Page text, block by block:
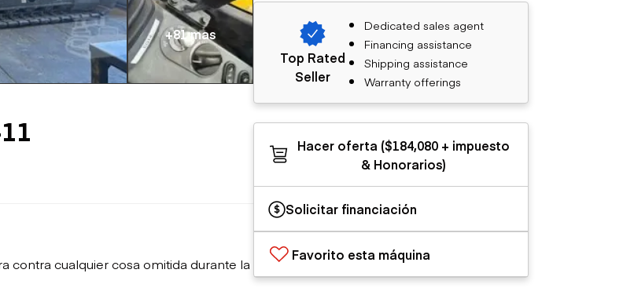
Trailers
Remolques volcados
Remolques de
plataforma
Remolques de troncos
+81 mas
contra cualquier cosa omitida durante la
Top Rated
Seller
Dedicated sales agent
Financing assistance
Shipping assistance
Warranty offerings
Hacer oferta ($184,080 + impuesto
& Honorarios)
Solicitar financiación
Favorito esta máquina